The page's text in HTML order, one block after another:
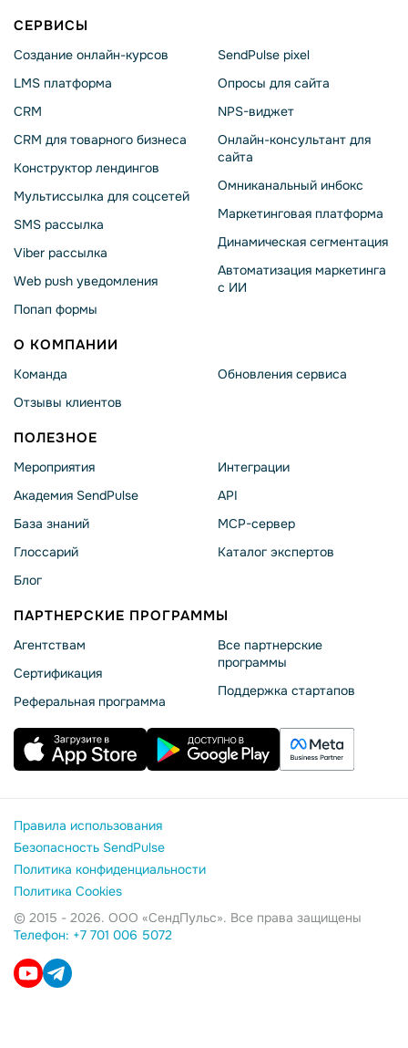
СЕРВИСЫ
Создание онлайн-курсов
LMS платформа
CRM
CRM для товарного бизнеса
Конструктор лендингов
Мультиссылка для соцсетей
SMS рассылка
Viber рассылка
Web push уведомления
Попап формы
SendPulse pixel
Опросы для сайта
NPS-виджет
Онлайн-консультант для
сайта
Омниканальный инбокс
Маркетинговая платформа
Динамическая сегментация
Автоматизация маркетинга
с ИИ
О КОМПАНИИ
Команда
Отзывы клиентов
Обновления сервиса
ПОЛЕЗНОЕ
Мероприятия
Академия SendPulse
База знаний
Глоссарий
Блог
Интеграции
API
MCP-сервер
Каталог экспертов
ПАРТНЕРСКИЕ ПРОГРАММЫ
Агентствам
Сертификация
Реферальная программа
Все партнерские
программы
Поддержка стартапов
Правила использования
Безопасность SendPulse
Политика конфиденциальности
Политика Cookies
© 2015 - 2026. ООО «СендПульс». Все права защищены
Телефон: +7 701 006 5072